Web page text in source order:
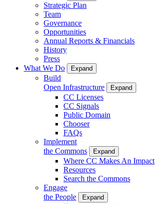
Strategic Plan
Team
Governance
Opportunities
Annual Reports & Financials
History
Press
What We Do
Expand
Build
Open Infrastructure
Expand
CC Licenses
CC Signals
Public Domain
Chooser
FAQs
Implement
the Commons
Expand
Where CC Makes An Impact
Resources
Search the Commons
Engage
the People
Expand